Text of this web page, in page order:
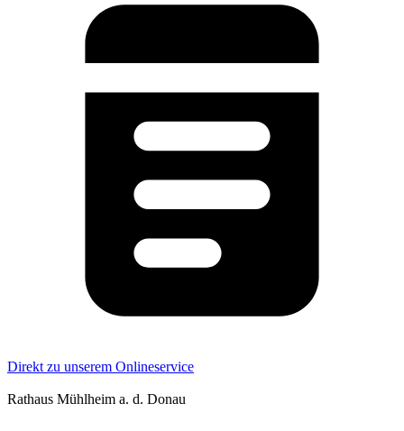
Direkt zu unserem Onlineservice
Rathaus Mühlheim a. d. Donau